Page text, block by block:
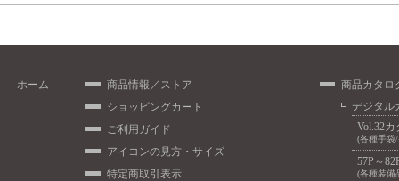
ホーム
商品情報／ストア
ショッピングカート
ご利用ガイド
アイコンの見方・サイズ
特定商取引表示
商品カタロ
デジタル
Vol.32カ
(各種手袋
57P～
(各種装備